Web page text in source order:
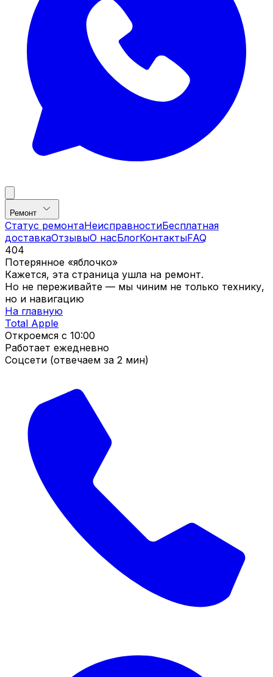
Ремонт
Статус ремонтаНеисправностиБесплатная
доставкаОтзывыО насБлогКонтактыFAQ
404
Потерянное «яблочко»
Кажется, эта страница ушла на ремонт.
Но не переживайте — мы чиним не только технику,
но и навигацию
На главную
Total Apple
Откроемся с 10:00
Работает ежедневно
Соцсети (отвечаем за 2 мин)